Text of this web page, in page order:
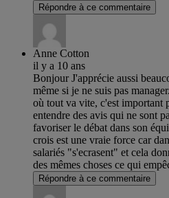
Répondre à ce commentaire
Anne Cotton
il y a 10 ans
Bonjour J'apprécie aussi
même si je ne suis pas
où tout va vite, c'est important
entendre des avis qui ne sont
favoriser le débat dans son
crois est une vraie force car
salariés "s'ecrasent" et cela
des mêmes choses ce qui
Répondre à ce commentaire